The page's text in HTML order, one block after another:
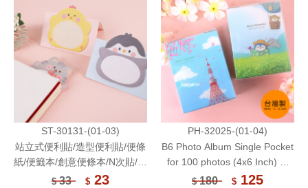
ST-30131-(01-03)
站立式便利貼/造型便利貼/便條
紙/便籤本/創意便條本/N次貼/黏
貼備忘錄/創意書籤/手帳素材
$33 $ 23
PH-32025-(01-04)
B6 Photo Album Single Pocket
for 100 photos (4x6 Inch) or
Postcards 50 Sheets
$180 $ 125